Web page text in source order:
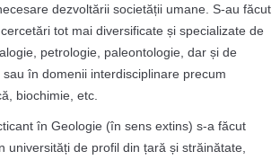
dezvoltării societății umane. S-au făcut
tot mai diversificate și specializate de
petrologie, paleontologie, dar și de
în domenii interdisciplinare precum
biochimie, etc.
în Geologie (în sens extins) s-a făcut
universități de profil din țară și străinătate,